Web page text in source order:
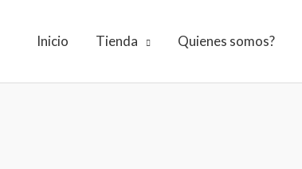
Inicio Tienda Quienes somos?